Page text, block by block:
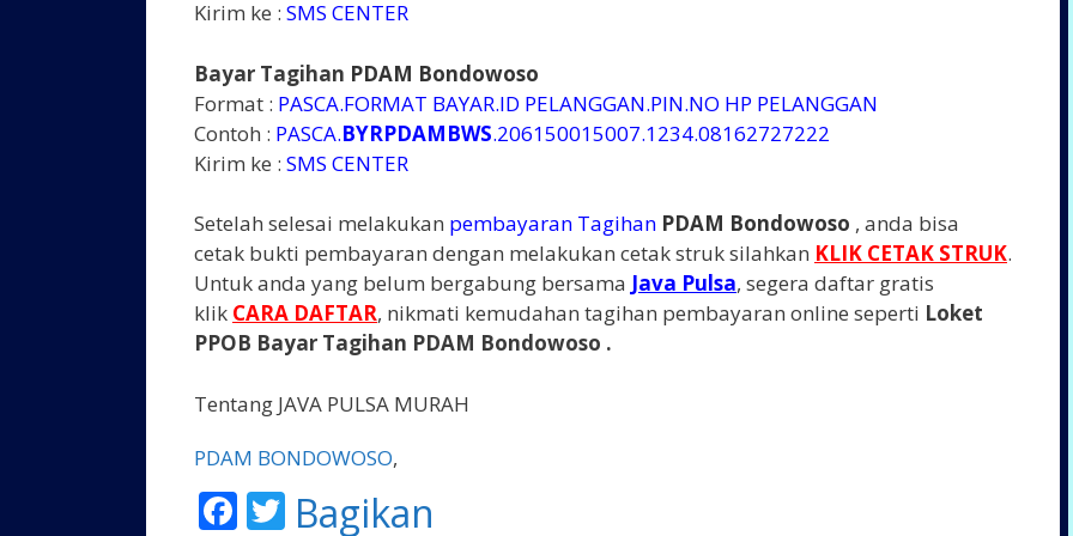
Kirim ke : SMS CENTER
Bayar Tagihan PDAM Bondowoso
Format : PASCA.FORMAT BAYAR.ID PELANGGAN.PIN.NO HP PELANGGAN
Contoh : PASCA.BYRPDAMBWS.206150015007.1234.08162727222
Kirim ke : SMS CENTER
Setelah selesai melakukan pembayaran Tagihan PDAM Bondowoso , anda bisa
cetak bukti pembayaran dengan melakukan cetak struk silahkan KLIK CETAK STRUK.
Untuk anda yang belum bergabung bersama Java Pulsa, segera daftar gratis
klik CARA DAFTAR, nikmati kemudahan tagihan pembayaran online seperti Loket
PPOB Bayar Tagihan PDAM Bondowoso .
Tentang JAVA PULSA MURAH
PDAM BONDOWOSO,
F T
Bagikan